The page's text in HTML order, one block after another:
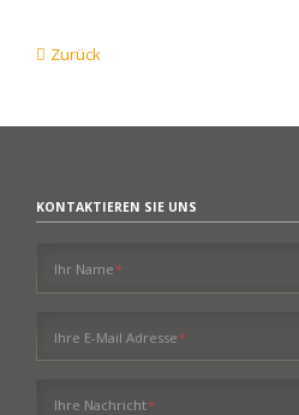
Zurück
KONTAKTIEREN SIE UNS
Pflichtfeld
Ihr Name*
Pflichtfeld
Ihre E-Mail Adresse*
Pflichtfeld
Ihre Nachricht*